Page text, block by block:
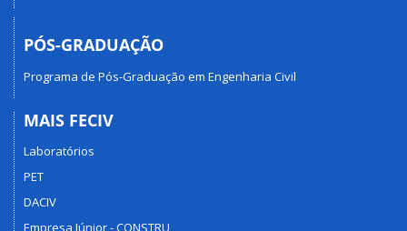
PÓS-GRADUAÇÃO
Programa de Pós-Graduação em Engenharia Civil
MAIS FECIV
Laboratórios
PET
DACIV
Empresa Júnior - CONSTRU